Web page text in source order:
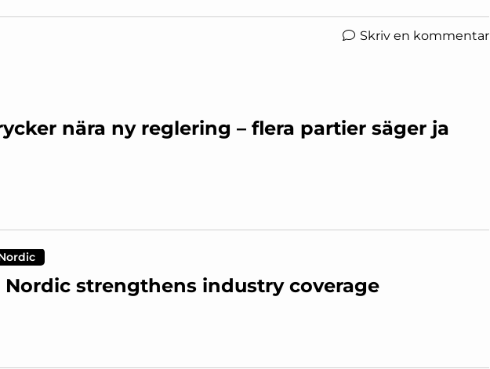
Skriv en kommentar
nära ny reglering – flera partier säger ja
Nordic strengthens industry coverage